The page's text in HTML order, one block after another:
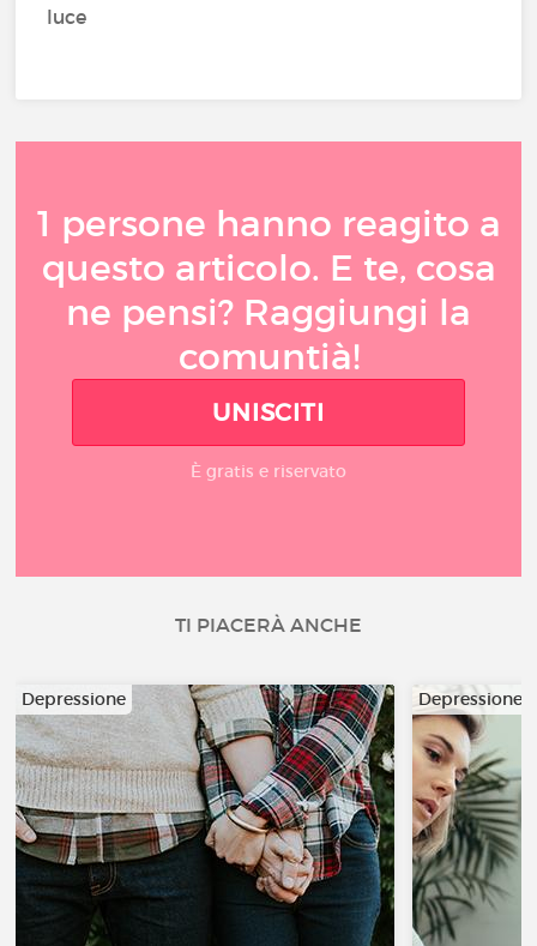
luce
1 persone hanno reagito a
questo articolo. E te, cosa
ne pensi? Raggiungi la
comuntià!
UNISCITI
È gratis e riservato
TI PIACERÀ ANCHE
Depressione Depressione